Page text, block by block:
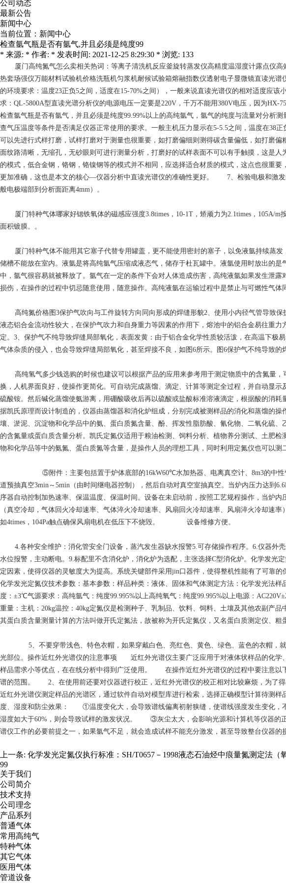
公司动态
最新公告
新闻中心
当前位置： 新闻中心
检查氩气瓶是否有氩气,并且必须是纯度99
* 来源: * 作者: * 发表时间: 2021-12-25 8:29:30 * 浏览: 133
厦门高纯氮气怎么卖相关热词：等离子清洗机反应釜旋转蒸发仪高精度温湿度计露点仪
热套场强仪万能材料试验机价格洗瓶机匀浆机耐候试验箱熔融指数仪透射电子显微镜直读
的环境要求：温度23正负5之间，适度在15-70%之间），一般来说直读光谱仪的相对适度
求：QL-5800A型直读光谱分析仪的电源电压一定要是220V，千万不能用380V电压，因为
检查氩气瓶是否有氩气，并且必须是纯度99.99%以上的高纯氩气，氩气的纯度与流量对分
查气压温度等条件是否满足仪器正常使用的要求。一般主机压力显示在5-5.5之间，温度在
可以先进行式样打磨，试样打磨对于测量也很重要，如打磨偏细则测得碳含量偏低，如打磨
面纹路清晰，无缩孔，无砂眼则可进行测量分析，打磨好的试样表面不可以有手触摸，这
的模式，低合金钢，铬钢，铬镍钢等的模式并不相同，应选择适合材质的模式，这点也很重
更加准确，这也是本文的核心—仪器分析中直读光谱仪的准确性更好。 7、检验电极和激发
般电极端部到分析面距离4mm）。
厦门特种气体哪家好锶铁氧体的磁感应强度3.8times，10-1T，矫顽力为2.1times，105A/
面积镀膜。。
厦门特种气体不能用其它塞子代替专用罐盖，更不能使用密封的塞子，以免液氩持续蒸
储槽不能放在室内。液氩是将高纯氩气压缩成液态气，储存于杜瓦罐中。液氩使用时放出的
中，氩气很容易就被释放了。氩气在一定的条件下会对人体造成伤害，高纯液氩如果发生泄
损伤，在操作的过程中切忌随意使用，随意操作。高纯液氩在运输过程中是禁止与可燃性气
高纯氮价格图3保护气吹向与工件旋转方向同向形成的焊缝形貌2、使用小内径气管导致
液态铝合金流动性较大，在保护气吹力和自身重力等因素的作用下，熔池中的铝合金易往重
定。3、保护气不纯导致焊缝局部氧化，表面发黄：由于铝合金化学性质较活泼，在高温下极
气体杂质的侵入，也会导致焊缝局部氧化，甚至焊接不良，如图6所示。图6保护气不纯导致的
高纯氢气多少钱选购的时候也建议可以根据产品的应用来参考用于测定物质中的含氮量
换，人机界面良好，使操作更简化。可自动完成蒸馏、滴定、计算等测定全过程，并自动显
硫酸铵。然后碱化蒸馏使氨游离，用硼酸吸收后再以硫酸或盐酸标准溶液滴定，根据酸的消
据凯氏原理而设计制造的，仪器由蒸馏器和消化炉组成，分别完成被测样品的消化和蒸馏的
壤、淤泥、沉淀物和化学品中的氨、蛋白质氮含量、酚、挥发性脂肪酸、氰化物、二氧化硫
的含氮量或蛋白质含量分析。凯氏定氮仪适用于粮油检测、饲料分析、植物养分测试、土肥
物和化学品等中的氨氮、蛋白质氮等含量，是操作人员的理想工具，同时利用定氮仪也可以测
⑤附件：主要包括置于炉体底部的16kW60℃水加热器、电离真空计、8m3的中
道预抽真空3min～5min（由时间继电器控制），然后自动对真空室抽真空。当炉内压力达到
序器自动控制加热速率、保温温度、保温时间。设备在未启动前，按照工艺规程操作，当炉
（真空冷却，气体回火冷却速率、气体淬火冷却速率、风扇回火冷却速率、风扇淬火冷却速
如4times，104Pa触点确保风扇电机在低压下不烧毁。 设备维修方便。
4.各种安全维护：消化管安全门设备，蒸汽发生器缺水报警5.可存储操作程序。6.仪器
水位报警，主动断电。9.标配里不含消化炉，消化炉为选配，主张选择C型消化炉。化学发光
定因素，使得仪器的灵敏度大为提高。系统关键部件采用jin口器件，使得整机性能有了可靠
化学发光定氮仪技术参数：基本参数：样品种类：液体、固体和气体测定方法：化学发光法
度：±3℃气源要求：高纯氩气：纯度99.995%以上高纯氧气：纯度99.995%以上电源：
重量：主机：20kg温控：40kg定氮仪是检测种子、乳制品、饮料、饲料、土壤及其他农副产
其蛋白质含量测量计算的方法叫做开氏定氮法，故被称为开氏定氮仪，又名蛋白质测定仪、粗
5、不要穿带浅色、特色衣帽，如果穿戴白色、亮红色、黄色、绿色、蓝色的衣帽，
光部位。操作近红外光谱仪的注意事项 近红外光谱仪主要广泛应用于对液体状样品的化学
样品需求小等优点，在在线分析中得到广泛使用。 在操作近红外光谱仪的过程中要注意
谱的范围。 2、在使用前还要对仪器进行校正，近红外光谱仪的校正相对比较麻烦，为了
近红外光谱仪测定样品的光谱区，通过软件自动对模型库进行检索，选择正确模型计算待
度、湿度和防尘效果： ①温度变化大，会导致谱线偏离初射狭缝，使谱线强度发生变化
湿度如大于60%，则会导致试样的激发状况。 ③灰尘太大，会影响光源和计算机等仪
谱仪工作的必要前提之一，如果氩气不足，就会造成试样不能充分激发，甚至导致整台仪器的
上一条: 化学发光定氮仪执行标准：SH/T0657－1998液态石油烃中痕量氮测定法
99
关于我们
公司简介
技术支持
公司理念
产品系列
普通气体
常用高纯气
特种气体
其它气体
医用气体
管道设备